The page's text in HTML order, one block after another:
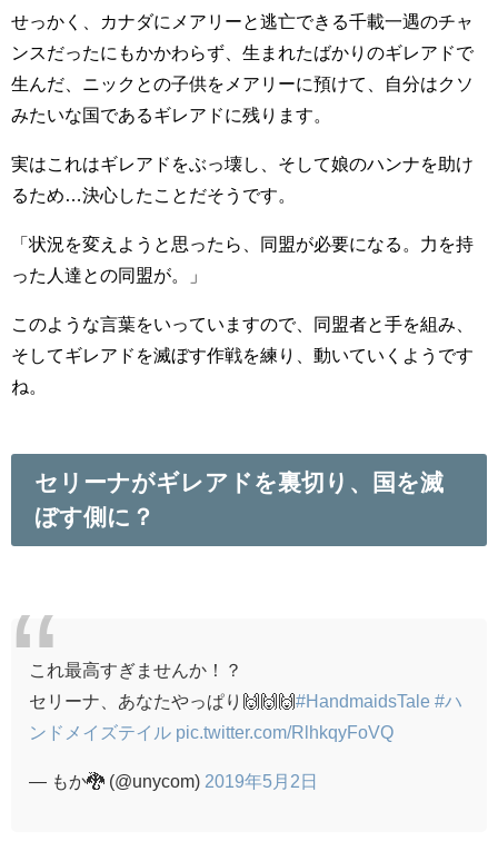
せっかく、カナダにメアリーと逃亡できる千載一遇のチャ
ンスだったにもかかわらず、生まれたばかりのギレアドで
生んだ、ニックとの子供をメアリーに預けて、自分はクソ
みたいな国であるギレアドに残ります。
実はこれはギレアドをぶっ壊し、そして娘のハンナを助け
るため…決心したことだそうです。
「状況を変えようと思ったら、同盟が必要になる。力を持
った人達との同盟が。」
このような言葉をいっていますので、同盟者と手を組み、
そしてギレアドを滅ぼす作戦を練り、動いていくようです
ね。
セリーナがギレアドを裏切り、国を滅
ぼす側に？
これ最高すぎませんか！？
セリーナ、あなたやっぱり🙌🙌🙌#HandmaidsTale #ハ
ンドメイズテイル pic.twitter.com/RlhkqyFoVQ
— もか🐉 (@unycom) 2019年5月2日